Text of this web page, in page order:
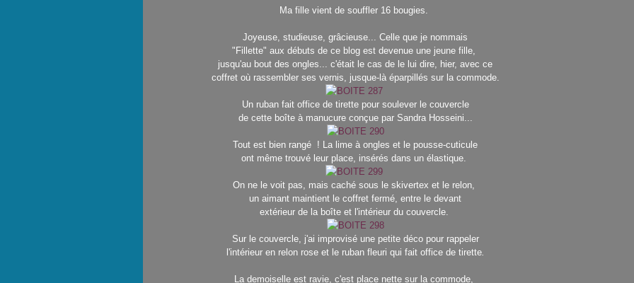
Ma fille vient de souffler 16 bougies.
Joyeuse, studieuse, grâcieuse... Celle que je nommais
"Fillette" aux débuts de ce blog est devenue une jeune fille,
jusqu'au bout des ongles... c'était le cas de le lui dire, hier, avec ce
coffret où rassembler ses vernis, jusque-là éparpillés sur la commode.
Un ruban fait office de tirette pour soulever le couvercle
de cette boîte à manucure conçue par Sandra Hosseini...
Tout est bien rangé ! La lime à ongles et le pousse-cuticule
ont même trouvé leur place, insérés dans un élastique.
On ne le voit pas, mais caché sous le skivertex et le relon,
un aimant maintient le coffret fermé, entre le devant
extérieur de la boîte et l'intérieur du couvercle.
Sur le couvercle, j'ai improvisé une petite déco pour rappeler
l'intérieur en relon rose et le ruban fleuri qui fait office de tirette.
La demoiselle est ravie, c'est place nette sur la commode,